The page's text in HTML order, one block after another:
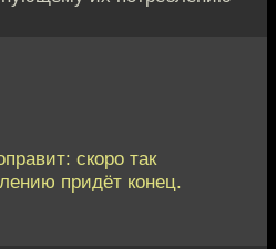
скоро так
придёт конец.